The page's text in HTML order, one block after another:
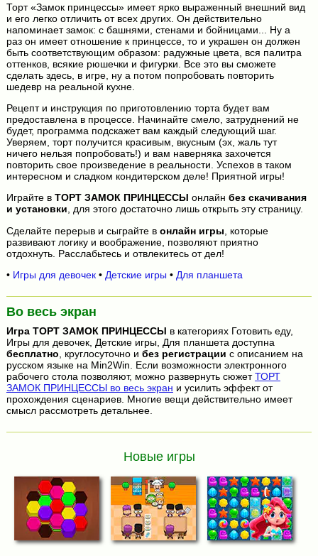
Торт «Замок принцессы» имеет ярко выраженный внешний вид
и его легко отличить от всех других. Он действительно
напоминает замок: с башнями, стенами и бойницами... Ну а
раз он имеет отношение к принцессе, то и украшен он должен
быть соответствующим образом: радужные цвета, вся палитра
оттенков, всякие рюшечки и фигурки. Все это вы сможете
сделать здесь, в игре, ну а потом попробовать повторить
шедевр на реальной кухне.
Рецепт и инструкция по приготовлению торта будет вам
предоставлена в процессе. Начинайте смело, затруднений не
будет, программа подскажет вам каждый следующий шаг.
Уверяем, торт получится красивым, вкусным (эх, жаль тут
ничего нельзя попробовать!) и вам наверняка захочется
повторить свое произведение в реальности. Успехов в таком
интересном и сладком кондитерском деле! Приятной игры!
Играйте в ТОРТ ЗАМОК ПРИНЦЕССЫ онлайн без скачивания
и установки, для этого достаточно лишь открыть эту страницу.
Сделайте перерыв и сыграйте в онлайн игры , которые
развивают логику и воображение, позволяют приятно
отдохнуть. Расслабьтесь и отвлекитесь от дел!
• Игры для девочек• Детские игры • Для планшета
Во весь экран
Игра ТОРТ ЗАМОК ПРИНЦЕССЫ в категориях Готовить еду,
Игры для девочек, Детские игры, Для планшета доступна
бесплатно, круглосуточно и без регистрации с описанием на
русском языке на Min2Win. Если возможности электронного
рабочего стола позволяют, можно развернуть сюжетТОРТ
ЗАМОК ПРИНЦЕССЫ во весь экран и усилить эффект от
прохождения сценариев. Многие вещи действительно имеет
смысл рассмотреть детальнее.
Новые игры